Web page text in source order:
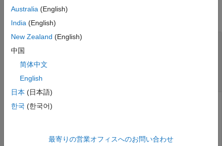
すべて折りたたむ
NthSectionProfile
ェクト
coder.profile.ExecutionTimeSection
ェクト
NthSectionProfile
Australia (English)
India (English)
New Zealand (English)
中国
简体中文
English
日本 (日本語)
한국 (한국어)
最寄りの営業オフィスへのお問い合わせ